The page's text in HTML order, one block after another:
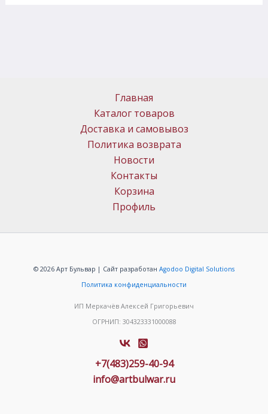
Главная
Каталог товаров
Доставка и самовывоз
Политика возврата
Новости
Контакты
Корзина
Профиль
© 2026 Арт Бульвар | Сайт разработан Agodoo Digital Solutions
Политика конфиденциальности
ИП Меркачёв Алексей Григорьевич
ОГРНИП: 304323331000088
+7(483)259-40-94
info@artbulwar.ru